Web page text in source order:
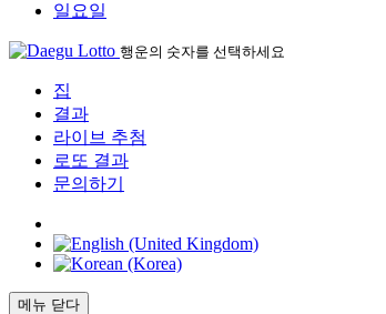
일요일
행운의 숫자를 선택하세요
집
결과
라이브 추첨
로또 결과
문의하기
메뉴 닫다